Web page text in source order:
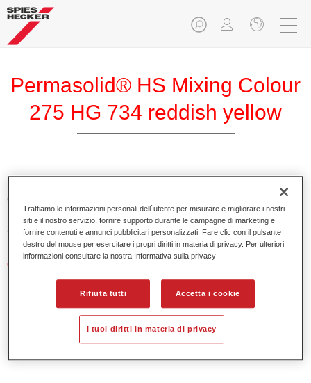
Permasolid® HS Mixing Colour
275 HG 734 reddish yellow
colori con Permasolid HS Automotive Top Coat 275 per
produrre tutte le tinte pastello per la riparazione di
autovetture.
Caratteristiche del prodotto
Applicazione facile e veloce in 1,5 mani.
Essiccazione rapida.
Elevata copertura.
Eccezionale finitura dello smalto.
Conforme alla normativa in materia di VOC.
Trattiamo le informazioni personali dell`utente per misurare e migliorare i nostri
siti e il nostro servizio, fornire supporto durante le campagne di marketing e
fornire contenuti e annunci pubblicitari personalizzati. Fare clic con il pulsante
destro del mouse per esercitare i propri diritti in materia di privacy. Per ulteriori
informazioni consultare la nostra Informativa sulla privacy
Rifiuta tutti Accetta i cookie
I tuoi diritti in materia di privacy